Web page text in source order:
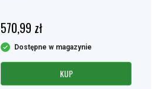
570,99 zł
Dostępne w magazynie
KUP